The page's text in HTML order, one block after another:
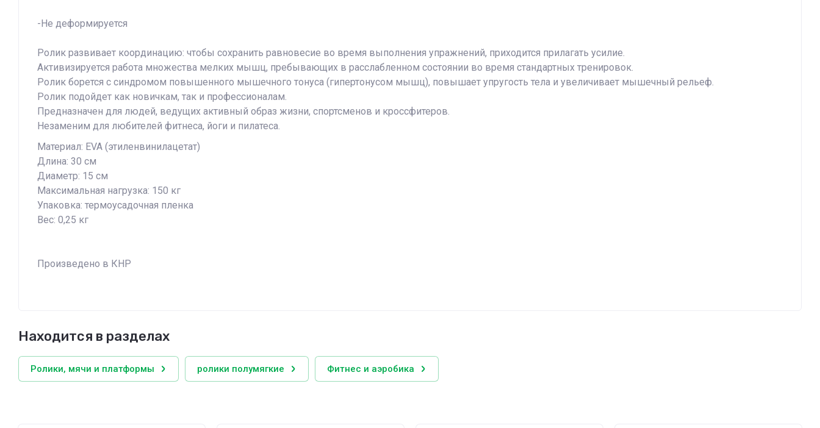
-Не деформируется
Ролик развивает координацию: чтобы сохранить равновесие во время выполнения упражнений, приходится прилагать усилие.
Активизируется работа множества мелких мышц, пребывающих в расслабленном состоянии во время стандартных тренировок.
Ролик борется с синдромом повышенного мышечного тонуса (гипертонусом мышц), повышает упругость тела и увеличивает мышечный рельеф.
Ролик подойдет как новичкам, так и профессионалам.
Предназначен для людей, ведущих активный образ жизни, спортсменов и кроссфитеров.
Незаменим для любителей фитнеса, йоги и пилатеса.
Материал: EVA (этиленвинилацетат)
Длина: 30 см
Диаметр: 15 см
Максимальная нагрузка: 150 кг
Упаковка: термоусадочная пленка
Вес: 0,25 кг
Произведено в КНР
Находится в разделах
Ролики, мячи и платформы ролики полумягкие Фитнес и аэробика